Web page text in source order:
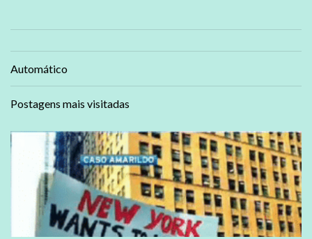
Automático
Postagens mais visitadas